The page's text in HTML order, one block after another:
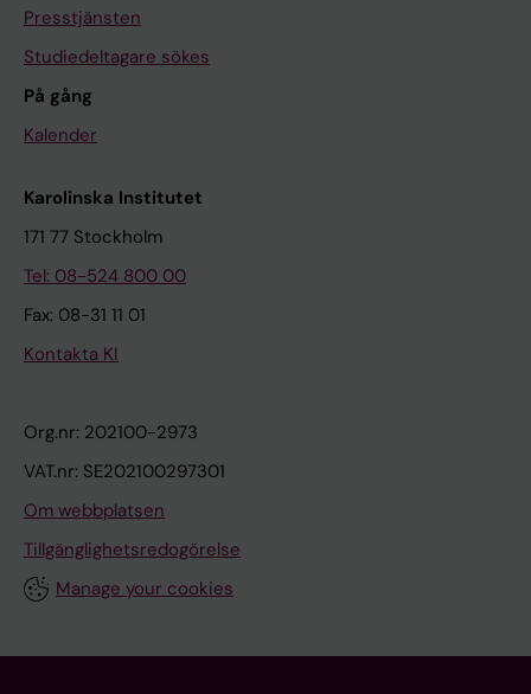
Presstjänsten
Studiedeltagare sökes
På gång
Kalender
Karolinska Institutet
171 77 Stockholm
Tel: 08-524 800 00
Fax: 08-31 11 01
Kontakta KI
Org.nr: 202100-2973
VAT.nr: SE202100297301
Om webbplatsen
Tillgänglighetsredogörelse
Manage your cookies